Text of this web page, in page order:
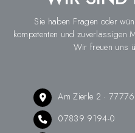
Sie haben Fragen oder
kompetenten und zuverlässigen
Wir freuen uns
Am Zierle 2 ·
07839 9194-0